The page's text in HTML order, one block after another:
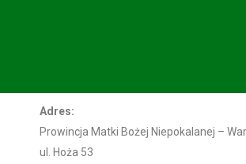
Adres:
Prowincja Matki Bożej Niepokalanej –
ul. Hoża 53